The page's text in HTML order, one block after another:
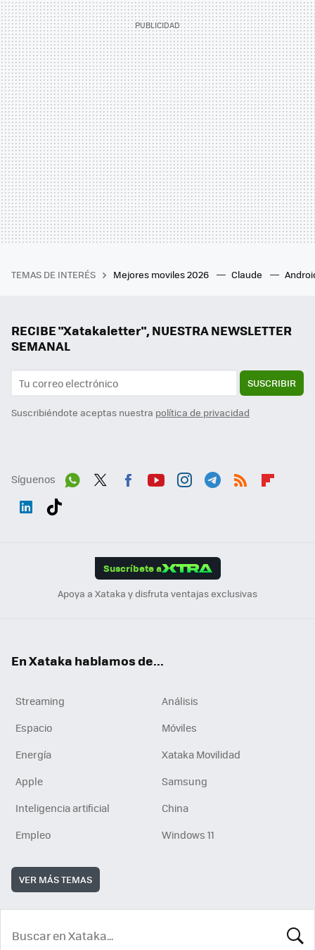
TEMAS DE INTERÉS Mejores moviles 2026 Claude
RECIBE "Xatakaletter", NUESTRA NEWSLETTER
SEMANAL
SUSCRIBIR
Suscribiéndote aceptas nuestra política de privacidad
Síguenos
Suscríbete a
Apoya a Xataka y disfruta ventajas exclusivas
En Xataka hablamos de...
Streaming
Análisis
Espacio
Móviles
Energía
Xataka Movilidad
Apple
Samsung
Inteligencia artificial
China
Empleo
Windows 11
VER MÁS TEMAS